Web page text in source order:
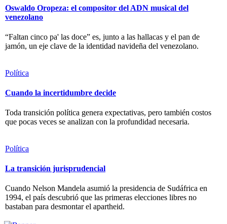
Oswaldo Oropeza: el compositor del ADN musical del
venezolano
“Faltan cinco pa' las doce” es, junto a las hallacas y el pan de
jamón, un eje clave de la identidad navideña del venezolano.
Política
Cuando la incertidumbre decide
Toda transición política genera expectativas, pero también costos
que pocas veces se analizan con la profundidad necesaria.
Política
La transición jurisprudencial
Cuando Nelson Mandela asumió la presidencia de Sudáfrica en
1994, el país descubrió que las primeras elecciones libres no
bastaban para desmontar el apartheid.